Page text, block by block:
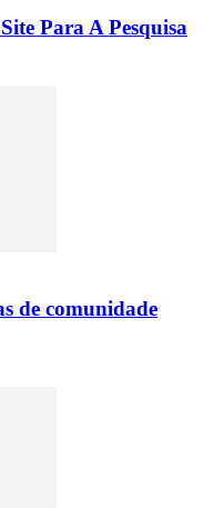
Para A Pesquisa
de comunidade